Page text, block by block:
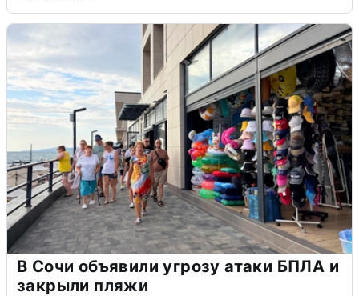
В Сочи объявили угрозу атаки БПЛА и
закрыли пляжи